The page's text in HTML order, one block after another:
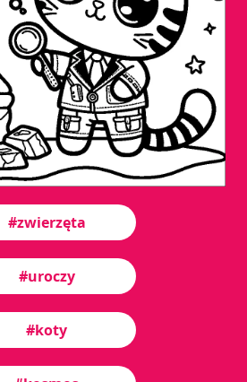
#zwierzęta
#uroczy
#koty